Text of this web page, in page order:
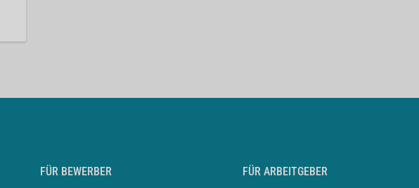
FÜR BEWERBER FÜR ARBEITGEBER